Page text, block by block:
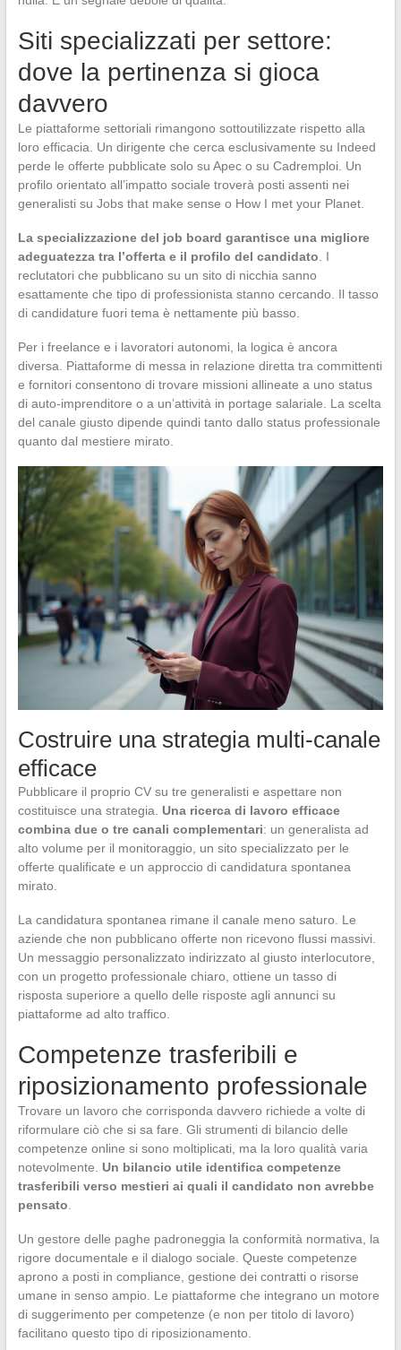
Siti specializzati per settore:
dove la pertinenza si gioca
davvero
Le piattaforme settoriali rimangono sottoutilizzate rispetto alla
loro efficacia. Un dirigente che cerca esclusivamente su Indeed
perde le offerte pubblicate solo su Apec o su Cadremploi. Un
profilo orientato all’impatto sociale troverà posti assenti nei
generalisti su Jobs that make sense o How I met your Planet.
La specializzazione del job board garantisce una migliore
adeguatezza tra l’offerta e il profilo del candidato . I
reclutatori che pubblicano su un sito di nicchia sanno
esattamente che tipo di professionista stanno cercando. Il tasso
di candidature fuori tema è nettamente più basso.
Per i freelance e i lavoratori autonomi, la logica è ancora
diversa. Piattaforme di messa in relazione diretta tra committenti
e fornitori consentono di trovare missioni allineate a uno status
di auto-imprenditore o a un’attività in portage salariale. La scelta
del canale giusto dipende quindi tanto dallo status professionale
quanto dal mestiere mirato.
Costruire una strategia multi-canale
efficace
Pubblicare il proprio CV su tre generalisti e aspettare non
costituisce una strategia. Una ricerca di lavoro efficace
combina due o tre canali complementari: un generalista ad
alto volume per il monitoraggio, un sito specializzato per le
offerte qualificate e un approccio di candidatura spontanea
mirato.
La candidatura spontanea rimane il canale meno saturo. Le
aziende che non pubblicano offerte non ricevono flussi massivi.
Un messaggio personalizzato indirizzato al giusto interlocutore,
con un progetto professionale chiaro, ottiene un tasso di
risposta superiore a quello delle risposte agli annunci su
piattaforme ad alto traffico.
Competenze trasferibili e
riposizionamento professionale
Trovare un lavoro che corrisponda davvero richiede a volte di
riformulare ciò che si sa fare. Gli strumenti di bilancio delle
competenze online si sono moltiplicati, ma la loro qualità varia
notevolmente. Un bilancio utile identifica competenze
trasferibili verso mestieri ai quali il candidato non avrebbe
pensato.
Un gestore delle paghe padroneggia la conformità normativa, la
rigore documentale e il dialogo sociale. Queste competenze
aprono a posti in compliance, gestione dei contratti o risorse
umane in senso ampio. Le piattaforme che integrano un motore
di suggerimento per competenze (e non per titolo di lavoro)
facilitano questo tipo di riposizionamento.